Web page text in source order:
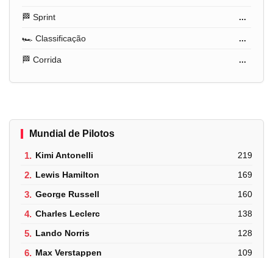
🏁 Sprint ...
🏎️ Classificação ...
🏁 Corrida ...
Mundial de Pilotos
1. Kimi Antonelli 219
2. Lewis Hamilton 169
3. George Russell 160
4. Charles Leclerc 138
5. Lando Norris 128
6. Max Verstappen 109